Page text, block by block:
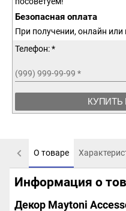
Безопасная оплата
При получении, онлайн или
Телефон: *
(999) 999-99-99 *
КУПИТЬ
О товаре
Информация о
Декор Maytoni